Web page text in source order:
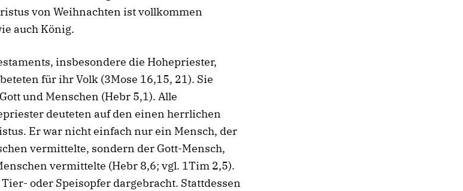
von Weihnachten ist vollkommen
auch König.
insbesondere die Hohepriester,
für ihr Volk (3Mose 16,15, 21). Sie
und Menschen (Hebr 5,1). Alle
deuteten auf den einen herrlichen
Er war nicht einfach nur ein Mensch, der
vermittelte, sondern der Gott-Mensch,
vermittelte (Hebr 8,6; vgl. 1Tim 2,5).
oder Speisopfer dargebracht. Stattdessen